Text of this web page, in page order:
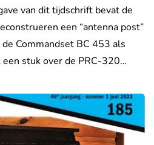
van dit tijdschrift bevat de
een “antenna post”
Commandset BC 453 als
stuk over de PRC-320…